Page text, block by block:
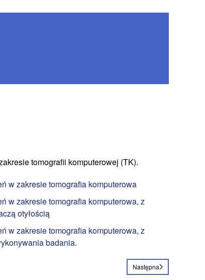
tomografii komputerowej (TK).
w zakresie tomografia komputerowa
w zakresie tomografia komputerowa, z
otyłością
w zakresie tomografia komputerowa, z
badania.
Następna